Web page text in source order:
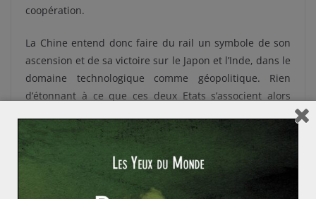
coopération.
La Chine entend donc faire du rail un symbole de son
ascension et de sa victoire sur le Japon et l’Inde, dans le
domaine technologique comme géopolitique. Rien
d’étonnant à ce que ces deux Etats s’associent alors
conséquent, cette bataille du rail en Asie illustre autant
la lutte acharnée que se livrent japonais et chinois pour
le leadership régional, que le rôle croissant dévolu à
l’Inde. L’annonce indo-japonaise du programme Asian